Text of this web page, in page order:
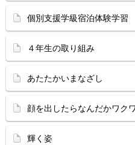
個別支援学級宿泊体験学習
４年生の取り組み
あたたかいまなざし
顔を出したらなんだかワク
輝く姿